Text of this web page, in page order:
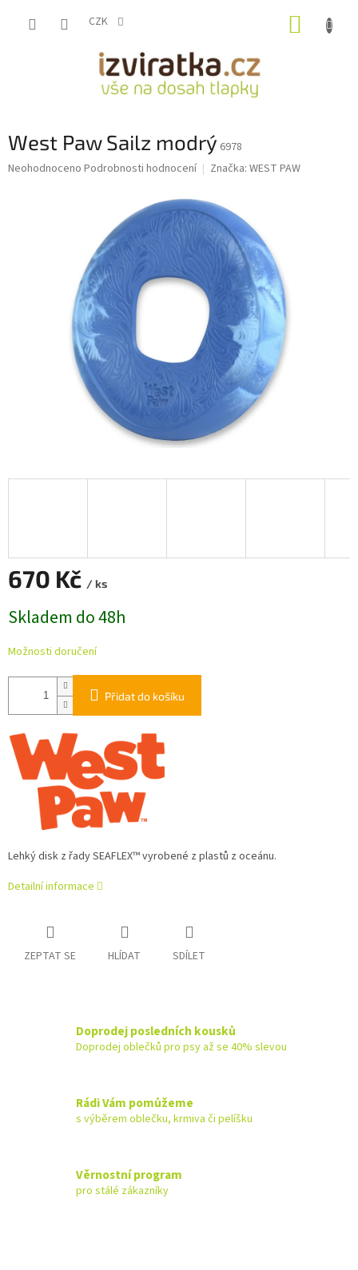
CZK
West Paw Sailz modrý 6978
Průměrné
Neohodnoceno Podrobnosti hodnocení Značka: WEST PAW
670 Kč / ks
cena:
Skladem do 48h
Možnosti doručení
Přidat do košíku
Lehký disk z řady SEAFLEX™ vyrobené z plastů z oceánu.
Detailní informace
ZEPTAT SE HLÍDAT SDÍLET
Doprodej posledních kousků
Doprodej oblečků pro psy až se 40% slevou
Rádi Vám pomůžeme
s výběrem oblečku, krmiva či pelíšku
Věrnostní program
pro stálé zákazníky